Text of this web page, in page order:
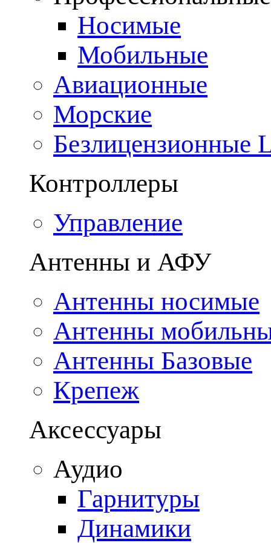
Носимые
Мобильные
Авиационные
Морские
Безлицензионные
Контроллеры
Управление
Антенны и АФУ
Антенны носимые
Антенны
Антенны Базовые
Крепеж
Аксессуары
Аудио
Гарнитуры
Динамики